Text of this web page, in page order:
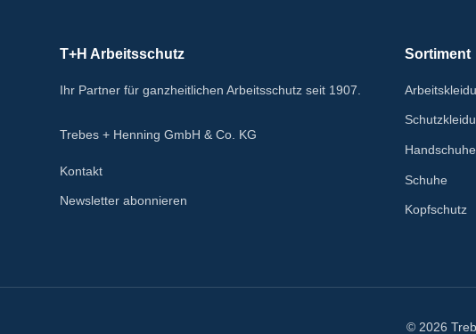
T+H Arbeitsschutz
Ihr Partner für ganzheitlichen Arbeitsschutz seit 1907.
Trebes + Henning GmbH & Co. KG
Kontakt
Newsletter abonnieren
Sortiment
Handschuhe
Schuhe
Kopfschutz
© 2026